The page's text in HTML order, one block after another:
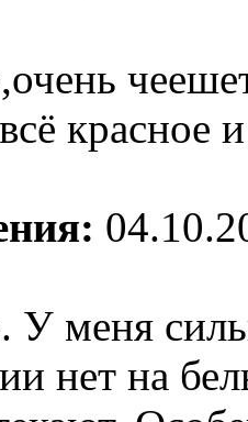
красное
У меня
нет на